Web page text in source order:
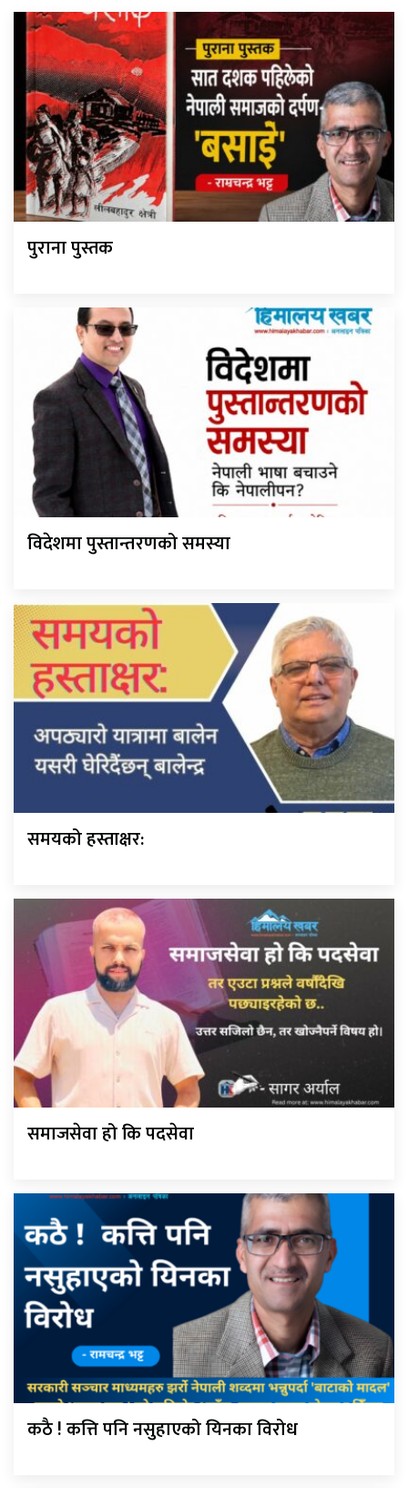
पुराना पुस्तक
विदेशमा पुस्तान्तरणको समस्या
समयको हस्ताक्षर:
समाजसेवा हो कि पदसेवा
कठै ! कत्ति पनि नसुहाएको यिनका विरोध